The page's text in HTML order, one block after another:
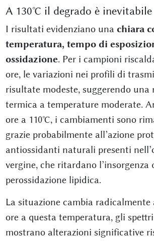
A 130°C il degrado è inevitabile
I risultati evidenziano una chiara
temperatura, tempo di
ossidazione. Per i campioni
ore, le variazioni nei profili di
risultate modeste, suggerendo
termica a temperature moderate.
ore a 110°C, i cambiamenti sono
grazie probabilmente all’azione
antiossidanti naturali presenti
vergine, che ritardano l’insorgenza
perossidazione lipidica.
La situazione cambia radicalmente
ore a questa temperatura, gli
mostrano alterazioni significative